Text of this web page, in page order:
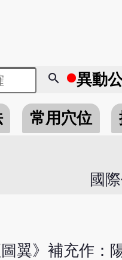
search 異動
常用穴位
國
翼》補充作：